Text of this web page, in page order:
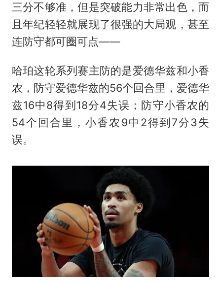
三分不够准，但是突破能力非常出色，而
且年纪轻轻就展现了很强的大局观，甚至
连防守都可圈可点——
哈珀这轮系列赛主防的是爱德华兹和小香
农，防守爱德华兹的56个回合里，爱德华
兹16中8得到18分4失误；防守小香农的
54个回合里，小香农9中2得到7分3失
误。